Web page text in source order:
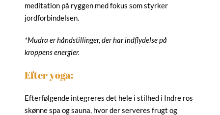
meditation på ryggen med fokus som styrker
jordforbindelsen.
*Mudra er håndstillinger, der har indflydelse på
kroppens energier.
Efter yoga:
Efterfølgende integreres det hele i stilhed i Indre ros
skønne spa og sauna, hvor der serveres frugt og